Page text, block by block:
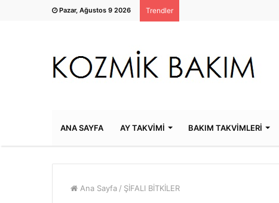
Pazar, Ağustos 9 2026 Trendler
ANA SAYFA AY TAKVİMİ BAKIM TAKVİMLERİ
Ana Sayfa / ŞİFALI BİTKİLER